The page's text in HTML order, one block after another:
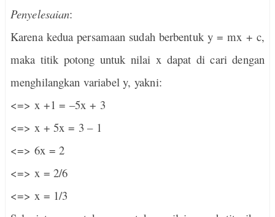
Penyelesaian:
Karena kedua persamaan sudah berbentuk y = mx + c,
maka titik potong untuk nilai x dapat di cari dengan
menghilangkan variabel y, yakni:
<=> x +1 = –5x + 3
<=> x + 5x = 3 – 1
<=> 6x = 2
<=> x = 2/6
<=> x = 1/3